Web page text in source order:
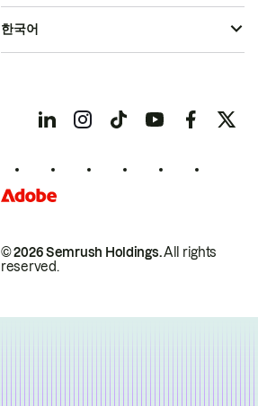
© 2026 Semrush Holdings.All rights
reserved.
한국어